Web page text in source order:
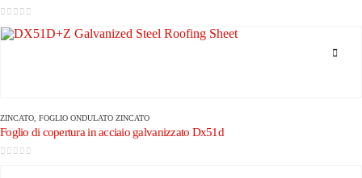
ZINCATO FOGLIO ONDULATO ZINCATO
Foglio di copertura in acciaio galvanizzato Dx51d